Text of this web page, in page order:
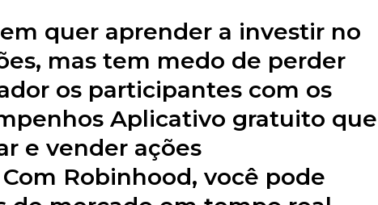
quer aprender a investir no
mas tem medo de perder
os participantes com os
Aplicativo gratuito que
e vender ações
Robinhood, você pode